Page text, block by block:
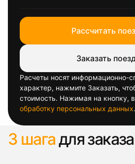
Рассчитать
Заказать
Расчеты носят информационно-
характер, нажмите Заказать,
стоимость. Нажимая на кнопку,
обработку персональных данных.
3 шагадля